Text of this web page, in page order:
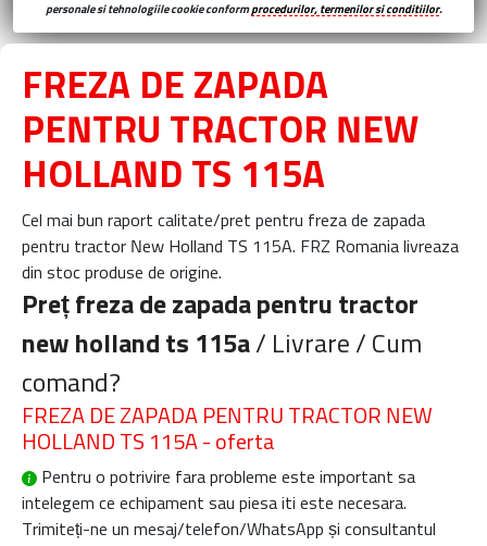
personale si tehnologiile cookie conformprocedurilor, termenilor si conditiilor.
FREZA DE ZAPADA
PENTRU TRACTOR NEW
HOLLAND TS 115A
Cel mai bun raport calitate/pret pentru freza de zapada
pentru tractor New Holland TS 115A. FRZ Romania livreaza
din stoc produse de origine.
Preț freza de zapada pentru tractor
new holland ts 115a / Livrare / Cum
comand?
FREZA DE ZAPADA PENTRU TRACTOR NEW
HOLLAND TS 115A - oferta
Pentru o potrivire fara probleme este important sa
intelegem ce echipament sau piesa iti este necesara.
Trimiteți-ne un mesaj/telefon/WhatsApp și consultantul